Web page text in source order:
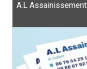
A.L Assainissement